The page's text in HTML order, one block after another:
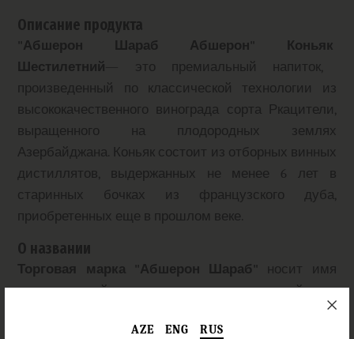
Описание продукта
"Абшерон Шараб Абшерон" Коньяк
Шестилетний — это премиальный напиток,
произведенный по классической технологии из
высококачественного винограда сорта Ркацители,
выращенного на плодородных землях
Азербайджана. Коньяк состоит из отборных винных
дистиллятов, выдержанных не менее 6 лет в
старинных бочках из французского дуба,
приобретенных еще в прошлом веке.
О названии
Торговая марка "Абшерон Шараб"
носит имя
производящей компании, расположенной на
AZE ENG RUS